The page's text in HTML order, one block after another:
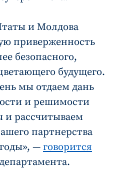
и Молдова
приверженность
безопасного,
будущего.
мы отдаем дань
и решимости
и рассчитываем
партнерства
— говорится